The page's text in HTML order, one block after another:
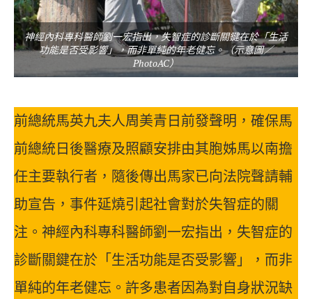
神經內科專科醫師劉一宏指出，失智症的診斷關鍵在於「生活
功能是否受影響」，而非單純的年老健忘。（示意圖／
PhotoAC）
前總統馬英九夫人周美青日前發聲明，確保馬
前總統日後醫療及照顧安排由其胞姊馬以南擔
任主要執行者，隨後傳出馬家已向法院聲請輔
助宣告，事件延燒引起社會對於失智症的關
注。神經內科專科醫師劉一宏指出，失智症的
診斷關鍵在於「生活功能是否受影響」，而非
單純的年老健忘。許多患者因為對自身狀況缺